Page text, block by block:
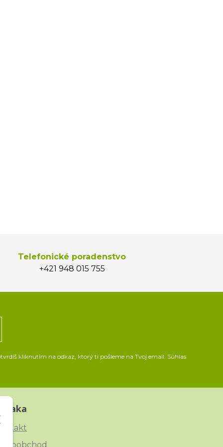
Telefonické poradenstvo
+421 948 015 755
kliknutím na odkaz, ktorý ti pošleme na Tvoj email. Súhlas